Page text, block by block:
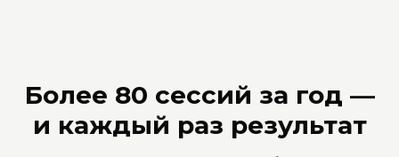
Более 80 сессий за год —
и каждый раз результат